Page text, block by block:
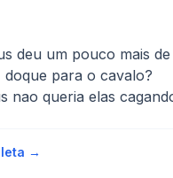
deu um pouco mais
para o cavalo?
nao queria elas
→